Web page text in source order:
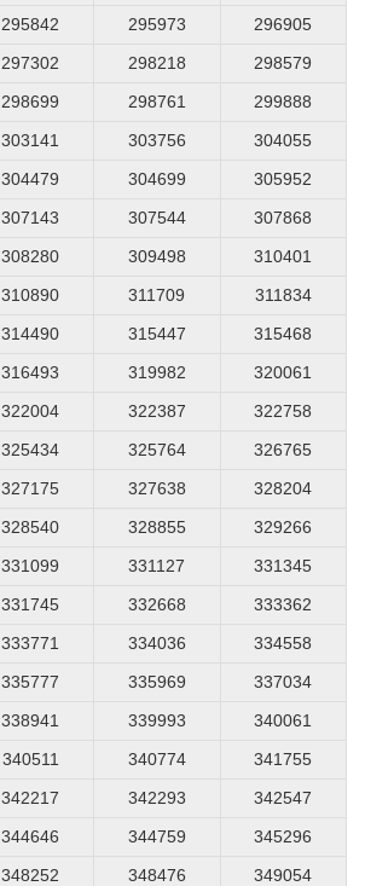
295842 295973
296905
297302 298218
298579
298699 298761
299888
303141 303756
304055
304479 304699
305952
307143 307544
307868
308280 309498
310401
310890 311709
311834
314490 315447
315468
316493 319982
320061
322004 322387
322758
325434 325764
326765
327175 327638
328204
328540 328855
329266
331099 331127
331345
331745 332668
333362
333771 334036
334558
335777 335969
337034
338941 339993
340061
340511 340774
341755
342217 342293
342547
344646 344759
345296
348252 348476
349054